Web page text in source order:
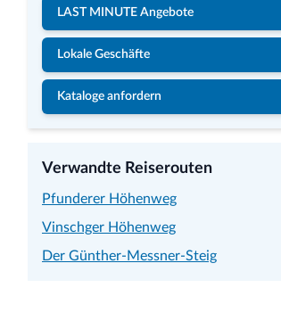
LAST MINUTE Angebote
Lokale Geschäfte
Kataloge anfordern
Verwandte Reiserouten
Pfunderer Höhenweg
Vinschger Höhenweg
Der Günther-Messner-Steig